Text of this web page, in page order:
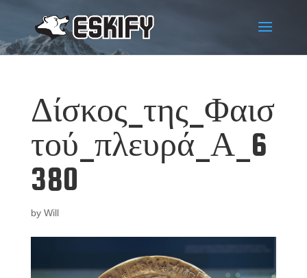
Δίσκος_της_Φαισ
τού_πλευρά_Α_6
380
by Will